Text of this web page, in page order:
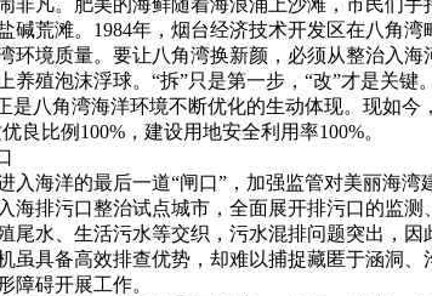
碱荒滩。1984年，烟台经济技术开发区在八角
环境质量。要让八角湾换新颜，必须从整治入
养殖泡沫浮球。“拆”只是第一步，“改”才是关
是八角湾海洋环境不断优化的生动体现。现如
良比例100%，建设用地安全利用率100%。
入海洋的最后一道“闸口”，加强监管对美丽海湾
海排污口整治试点城市，全面展开排污口的监
尾水、生活污水等交织，污水混排问题突出，因
虽具备高效排查优势，却难以捕捉藏匿于涵洞
障碍开展工作。